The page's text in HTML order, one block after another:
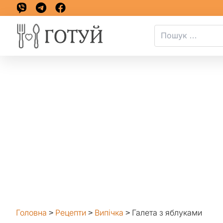
Головна > Рецепти > Випічка > Галета з яблуками